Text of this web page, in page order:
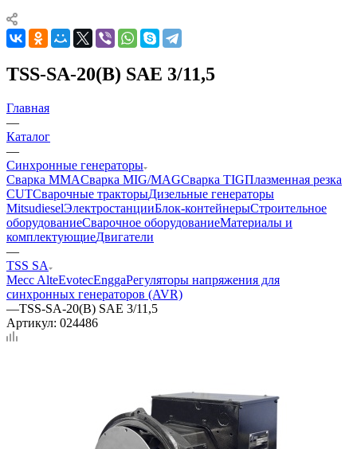
TSS-SA-20(B) SAE 3/11,5
Главная
—
Каталог
—
Синхронные генераторы
Сварка MMAСварка MIG/MAGСварка TIGПлазменная резка
CUTСварочные тракторыДизельные генераторы
MitsudieselЭлектростанцииБлок-контейнерыСтроительное
оборудованиеСварочное оборудованиеМатериалы и
комплектующиеДвигатели
—
TSS SA
Mecc AlteEvotecEnggaРегуляторы напряжения для
синхронных генераторов (AVR)
—TSS-SA-20(B) SAE 3/11,5
Артикул: 024486